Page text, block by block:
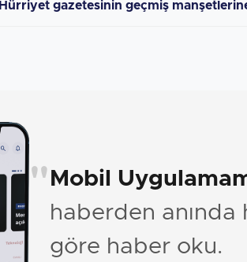
Hürriyet gazetesinin geçmiş manşetlerine
" Mobil
haberden anında
göre haber oku.